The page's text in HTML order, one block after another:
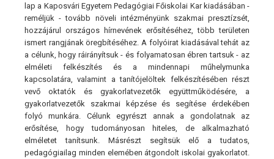
lap a Kaposvári Egyetem Pedagógiai Főiskolai Kar kiadásában -
reméljük - tovább növeli intézményünk szakmai presztízsét,
hozzájárul országos hírnevének erősítéséhez, több területen
ismert rangjának öregbítéséhez. A folyóirat kiadásával tehát az
a célunk, hogy ráirányítsuk - és folyamatosan ébren tartsuk - az
elméleti felkészítés és a mindennapi műhelymunka
kapcsolatára, valamint a tanítójelöltek felkészítésében részt
vevő oktatók és gyakorlatvezetők együttműködésére, a
gyakorlatvezetők szakmai képzése és segítése érdekében
folyó munkára. Célunk egyrészt annak a gondolatnak az
erősítése, hogy tudományosan hiteles, de alkalmazható
elméletet tanítsunk. Másrészt segítsük elő a tudatos,
pedagógiailag minden elemében átgondolt iskolai gyakorlatot.